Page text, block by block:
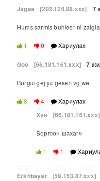
Jagaa [202.126.88.xxx] 7
Hums sarmis buhleer ni
1 0 Хариулах
Goo [66.181.161.xxx] 7
Burgui gej yu gesen vg we
8 4 Хариулах
Хүн [66.181.161.xxx]
Боргоон шахагч
1 1
Erkhbayar [59.153.87.xxx]